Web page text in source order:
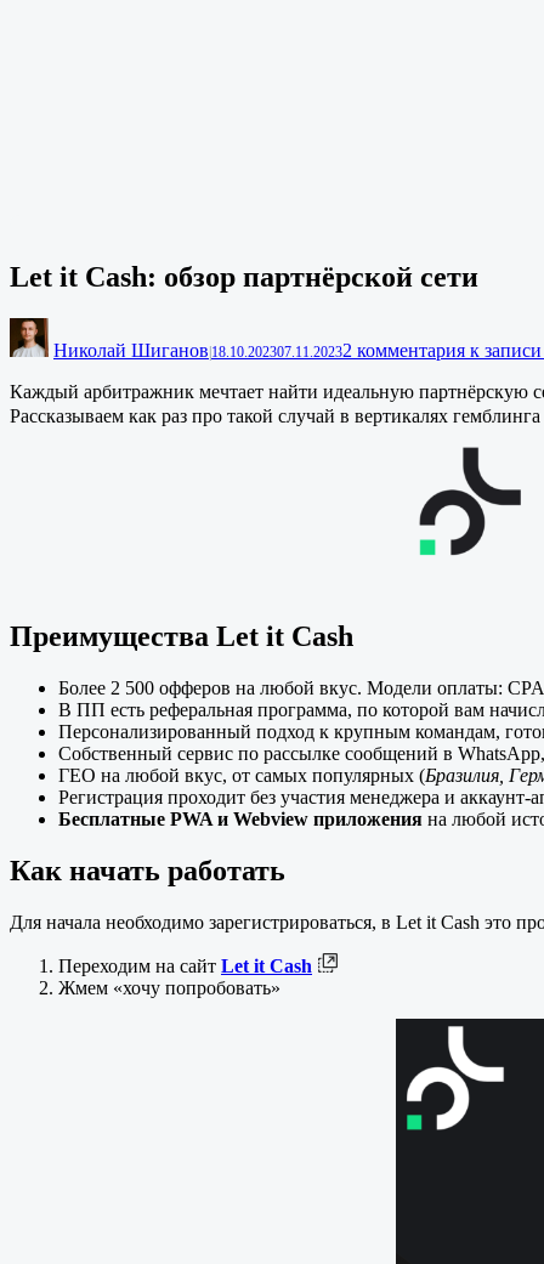
Let it Cash: обзор партнёрской сети
Николай Шиганов 18.10.202307.11.20232 комментария к
Каждый арбитражник мечтает найти идеальную партнёрскую
Рассказываем как раз про такой случай в вертикалях
Преимущества Let it Cash
Более 2 500 офферов на любой вкус. Модели оплаты:
В ПП есть реферальная программа, по которой вам
Персонализированный подход к крупным командам,
Собственный сервис по рассылке сообщений в
ГЕО на любой вкус, от самых популярных (Бразилия,
Регистрация проходит без участия менеджера и аккаунт-
Бесплатные PWA и Webview приложения на любой
Как начать работать
Для начала необходимо зарегистрироваться, в Let it Cash это
Переходим на сайт Let it Cash
Жмем «хочу попробовать»